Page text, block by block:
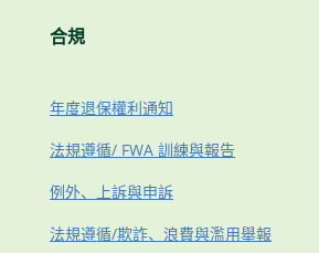
合規
年度退保權利通知
法規遵循/ FWA 訓練與報告
例外、上訴與申訴
法規遵循/欺詐、浪費與濫用舉報